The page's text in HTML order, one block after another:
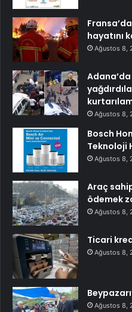
hayatını
Ağustos 8,
Ağustos 8,
Bosch
Teknoloji
Ağustos 8,
Araç
ödemek
Ağustos 8,
Ticari
Ağustos 8,
Ağustos 8,